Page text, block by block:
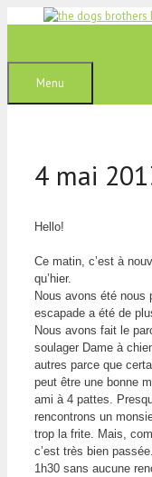
Menu
4 mai
Hello!
Ce matin, c’est à
qu’hier.
Nous avons été nous
escapade a été de
Nous avons fait le
soulager Dame à
autres parce que
peut être une bonne
ami à 4 pattes.
rencontrons un
trop la frite. Mais,
c’est très bien
1h30 sans aucune